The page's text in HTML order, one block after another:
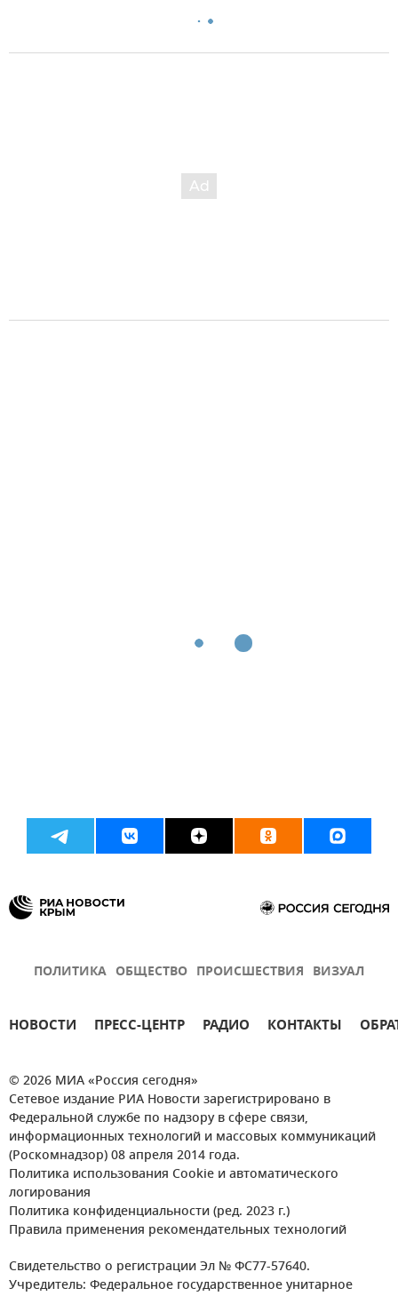
ПОЛИТИКА ОБЩЕСТВО ПРОИСШЕСТВИЯ ВИЗУАЛ
НОВОСТИ ПРЕСС-ЦЕНТР РАДИО КОНТАКТЫ
© 2026 МИА «Россия сегодня»
Сетевое издание РИА Новости зарегистрировано в
Федеральной службе по надзору в сфере связи,
информационных технологий и массовых коммуникаций
(Роскомнадзор) 08 апреля 2014 года.
Политика использования Cookie и автоматического
логирования
Политика конфиденциальности (ред. 2023 г.)
Правила применения рекомендательных технологий
Свидетельство о регистрации Эл № ФС77-57640.
Учредитель: Федеральное государственное унитарное